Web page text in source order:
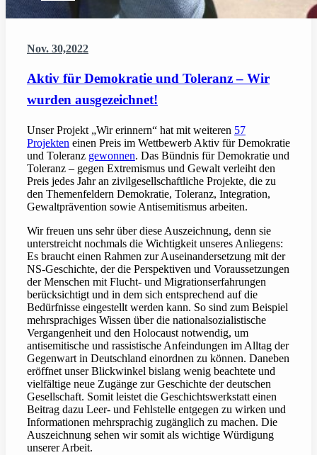
Nov. 30,2022
Aktiv für Demokratie und Toleranz – Wir
wurden ausgezeichnet!
Unser Projekt „Wir erinnern“ hat mit weiteren 57
Projekten einen Preis im Wettbewerb Aktiv für Demokratie
und Toleranz gewonnen. Das Bündnis für Demokratie und
Toleranz – gegen Extremismus und Gewalt verleiht den
Preis jedes Jahr an zivilgesellschaftliche Projekte, die zu
den Themenfeldern Demokratie, Toleranz, Integration,
Gewaltprävention sowie Antisemitismus arbeiten.
Wir freuen uns sehr über diese Auszeichnung, denn sie
unterstreicht nochmals die Wichtigkeit unseres Anliegens:
Es braucht einen Rahmen zur Auseinandersetzung mit der
NS-Geschichte, der die Perspektiven und Voraussetzungen
der Menschen mit Flucht- und Migrationserfahrungen
berücksichtigt und in dem sich entsprechend auf die
Bedürfnisse eingestellt werden kann. So sind zum Beispiel
mehrsprachiges Wissen über die nationalsozialistische
Vergangenheit und den Holocaust notwendig, um
antisemitische und rassistische Anfeindungen im Alltag der
Gegenwart in Deutschland einordnen zu können. Daneben
eröffnet unser Blickwinkel bislang wenig beachtete und
vielfältige neue Zugänge zur Geschichte der deutschen
Gesellschaft. Somit leistet die Geschichtswerkstatt einen
Beitrag dazu Leer- und Fehlstelle entgegen zu wirken und
Informationen mehrsprachig zugänglich zu machen. Die
Auszeichnung sehen wir somit als wichtige Würdigung
unserer Arbeit.